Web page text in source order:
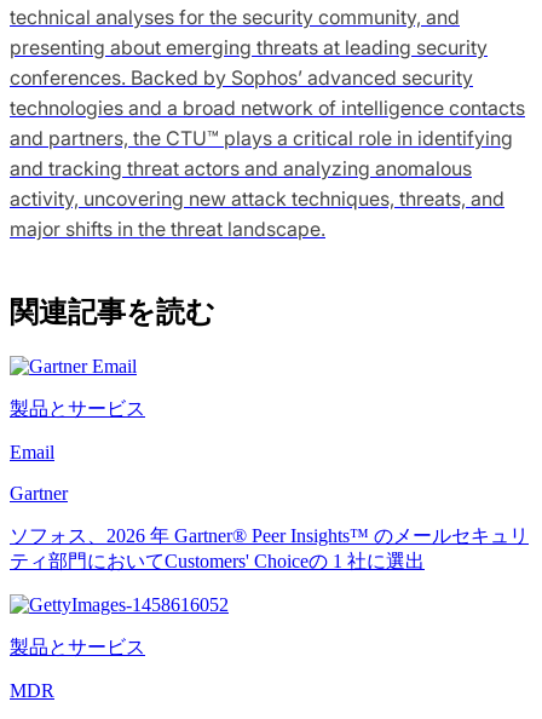
technical analyses for the security community, and
presenting about emerging threats at leading security
conferences. Backed by Sophos’ advanced security
technologies and a broad network of intelligence contacts
and partners, the CTU™ plays a critical role in identifying
and tracking threat actors and analyzing anomalous
activity, uncovering new attack techniques, threats, and
major shifts in the threat landscape.
関連記事を読む
製品とサービス
Email
Gartner
ソフォス、2026 年 Gartner® Peer Insights™ のメールセキュリ
ティ部門においてCustomers' Choiceの 1 社に選出
製品とサービス
MDR